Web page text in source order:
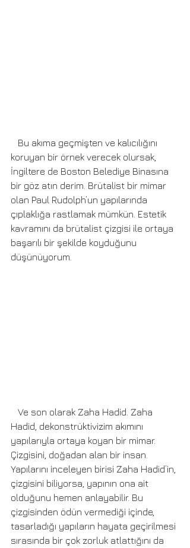
koruyan bir örnek verecek olursak,
İngiltere de Boston Belediye Binasına
bir göz atın derim. Brütalist bir mimar
olan Paul Rudolph’un yapılarında
çıplaklığa rastlamak mümkün. Estetik
kavramını da brütalist çizgisi ile ortaya
başarılı bir şekilde koyduğunu
düşünüyorum.
Hadid, dekonstrüktivizim akımını
yapılarıyla ortaya koyan bir mimar.
Çizgisini, doğadan alan bir insan.
Yapılarını inceleyen birisi Zaha Hadid’in,
çizgisini biliyorsa, yapının ona ait
olduğunu hemen anlayabilir. Bu
çizgisinden ödün vermediği içinde,
tasarladığı yapıların hayata geçirilmesi
sırasında bir çok zorluk atlattığını da